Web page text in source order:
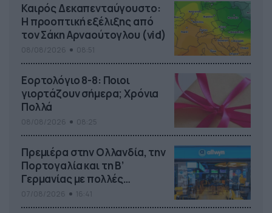
Καιρός Δεκαπενταύγουστο:
Η προοπτική εξέλιξης από
τον Σάκη Αρναούτογλου (vid)
Εορτολόγιο 8-8: Ποιοι
γιορτάζουν σήμερα; Χρόνια
Πολλά
Πρεμιέρα στην Ολλανδία, την
Πορτογαλία και τη Β’
Γερμανίας με πολλές
στοιχηματικές επιλογές από
το ΠΑΜΕ ΣΤΟΙΧΗΜΑ